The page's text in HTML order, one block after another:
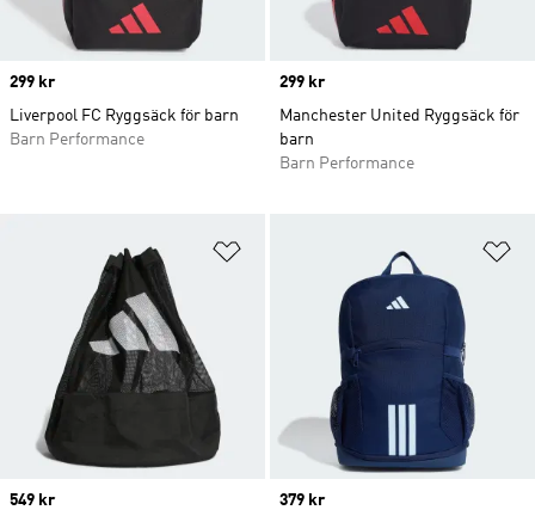
Price
299 kr
Liverpool FC Ryggsäck för barn
Barn Performance
Price
299 kr
Manchester United Ryggsäck för
barn
Barn Performance
Price
549 kr
Price
379 kr